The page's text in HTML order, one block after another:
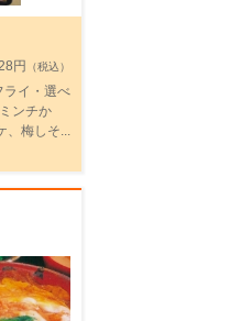
円 （税込）
ライ・選べ
ンチか
、梅しそ...